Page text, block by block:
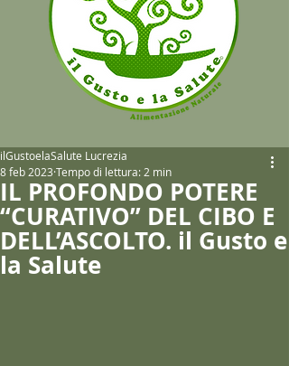
IL PROFONDO POTERE
“CURATIVO” DEL CIBO E
DELL’ASCOLTO. il Gusto e
la Salute
ilGustoelaSalute Lucrezia
8 feb 2023 Tempo di lettura: 2 min